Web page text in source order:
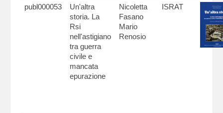
publ000053
Un'altra
storia. La
Rsi
nell'astigiano
tra guerra
civile e
mancata
epurazione
Nicoletta
Fasano
Mario
Renosio
ISRAT